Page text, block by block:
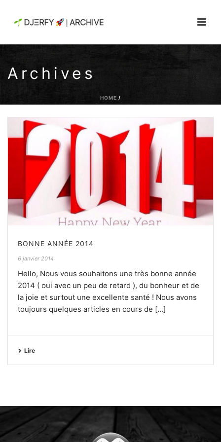
Archives
HOME /
BONNE ANNÉE 2014
6 janvier 2014
Hello, Nous vous souhaitons une très bonne année
2014 ( oui avec un peu de retard ), du bonheur et de
la joie et surtout une excellente santé ! Nous avons
toujours quelques articles en cours de [...]
Lire